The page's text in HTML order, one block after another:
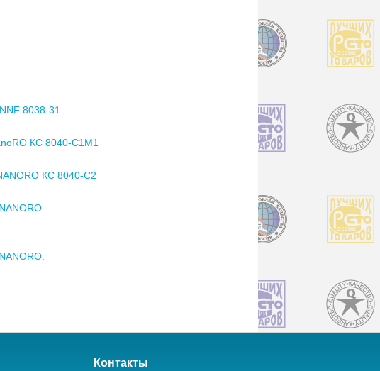
8038-31
КС 8040-С1М1
КС 8040-С2
Контакты